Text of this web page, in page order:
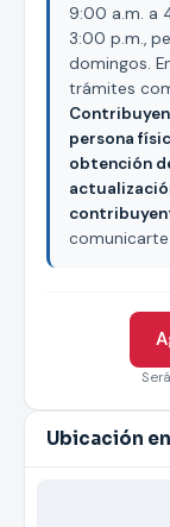
9:00 a.m. a
3:00 p.m.,
domingos.
trámites
persona
obtención
comunicarte
Ubicación